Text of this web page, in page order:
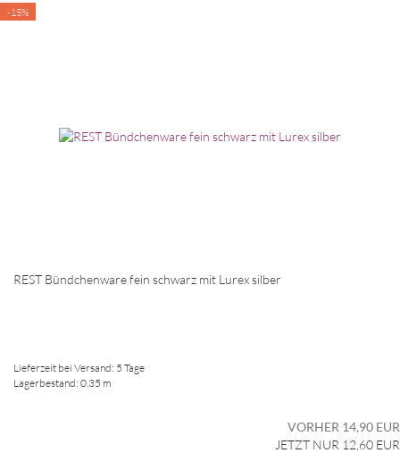
-15%
REST Bündchenware fein schwarz mit Lurex silber
Lieferzeit bei Versand: 5 Tage
Lagerbestand: 0,35 m
VORHER 14,90 EUR
JETZT NUR 12,60 EUR